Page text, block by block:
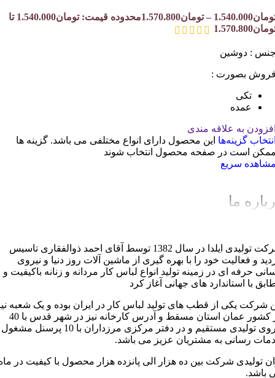
1.540.000
– تومان1.570.800
محدوده قیمت: تومان1.540.000 تا
: دوشین
بصورت :
تکی
عمده
به علاقه مندی
گزینه‌ها این محصول دارای انواع مختلفی می باشد. گزینه ها
است در صفحه محصول انتخاب شوند
سریع
ما
شرکت تولیدی ایلدا در سال 1382 توسط آقای احمد ذوالفقاری تاسیس
و فعالیت خود را با بهره گیری از ماشین آلات روز دنیا و نیروی
حرفه ای در زمینه تولید انواع لباس کار مردانه و زنانه باکیفیت و
با استاندارد های جهانی آغاز کرد
شرکت یکی از قطب های تولید لباس کار در ایران بوده و یک شعبه
در کشور عمان استان مسقط و آدرس کارخانه نیز در شهر قدس با 40
نیروی تولیدی مستقیم و در دفتر مرکزی مرزداران با 10 پرسنل مشغول
رسانی به مشتریان عزیز می باشد.
تولیدی شرکت بین ده هزار الی پانزده هزار محصول با کیفیت در
باشد.